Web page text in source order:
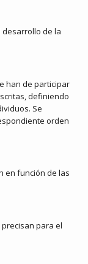
de la
han de participar
definiendo
Se
orden
en función de las
para el